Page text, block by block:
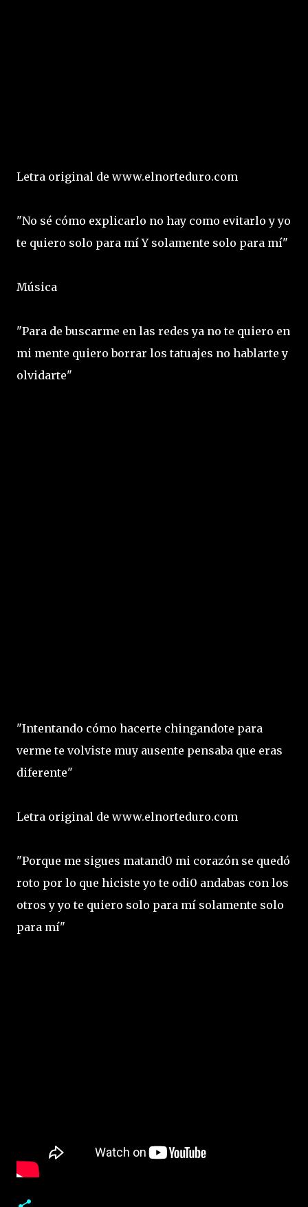
Letra original de www.elnorteduro.com
"No sé cómo explicarlo no hay como evitarlo y yo
te quiero solo para mí Y solamente solo para mí"
Música
"Para de buscarme en las redes ya no te quiero en
mi mente quiero borrar los tatuajes no hablarte y
olvidarte"
"Intentando cómo hacerte chingandote para
verme te volviste muy ausente pensaba que eras
diferente"
Letra original de www.elnorteduro.com
"Porque me sigues matand0 mi corazón se quedó
roto por lo que hiciste yo te odi0 andabas con los
otros y yo te quiero solo para mí solamente solo
para mí"